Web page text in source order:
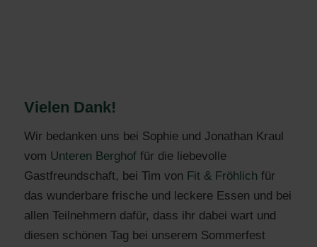
Vielen Dank!
Wir bedanken uns bei Sophie und Jonathan Kraul
vom Unteren Berghoffür die liebevolle
Gastfreundschaft, bei Tim von Fit & Fröhlich für
das wunderbare frische und leckere Essen und bei
allen Teilnehmern dafür, dass ihr dabei wart und
diesen schönen Tag bei unserem Sommerfest